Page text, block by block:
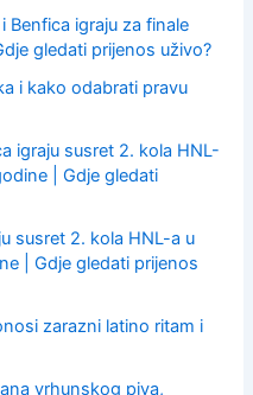
Benfica igraju za finale
gledati prijenos uživo?
i kako odabrati pravu
igraju susret 2. kola HNL-
| Gdje gledati
susret 2. kola HNL-a u
| Gdje gledati prijenos
zarazni latino ritam i
vrhunskog piva,